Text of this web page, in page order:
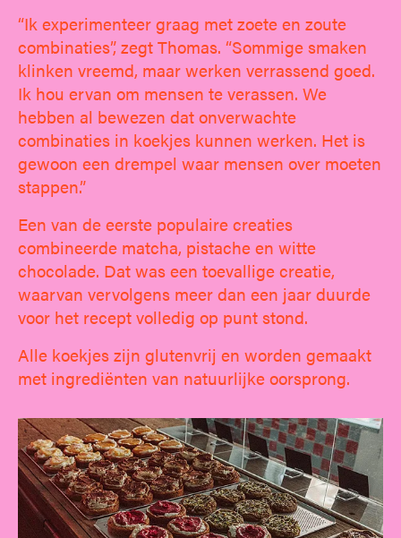
“Ik experimenteer graag met zoete en zoute
combinaties”, zegt Thomas. “Sommige smaken
klinken vreemd, maar werken verrassend goed.
Ik hou ervan om mensen te verassen. We
hebben al bewezen dat onverwachte
combinaties in koekjes kunnen werken. Het is
gewoon een drempel waar mensen over moeten
stappen.”
Een van de eerste populaire creaties
combineerde matcha, pistache en witte
chocolade. Dat was een toevallige creatie,
waarvan vervolgens meer dan een jaar duurde
voor het recept volledig op punt stond.
Alle koekjes zijn glutenvrij en worden gemaakt
met ingrediënten van natuurlijke oorsprong.